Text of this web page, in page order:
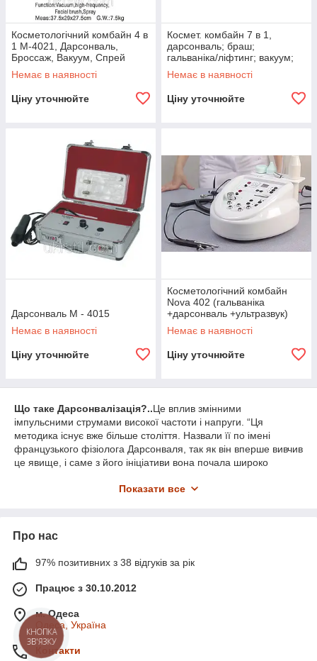
Косметологічний комбайн 4 в
1 M-4021, Дарсонваль,
Броссаж, Вакуум, Спрей
Немає в наявності
Ціну уточнюйте
Космет. комбайн 7 в 1,
дарсонваль; браш;
гальваніка/ліфтинг; вакуум;
каогулятор; спрей; УЗ
фонофорез;
Немає в наявності
Ціну уточнюйте
Дарсонваль М - 4015
Немає в наявності
Ціну уточнюйте
Косметологічний комбайн
Nova 402 (гальваніка
+дарсонваль +ультразвук)
Немає в наявності
Ціну уточнюйте
Що таке Дарсонвалізація?..Це вплив змінними
імпульсними струмами високої частоти і напруги. “Ця
методика існує вже більше століття. Назвали її по імені
французького фізіолога Дарсонваля, так як він вперше вивчив
це явище, і саме з його ініціативи вона почала широко
В наше время появились компактные аппараты Дарсонваля.
обучения, и не надо покупать дорогих ингридиентов .
успешно применяется все большим и большим
Дарсонваль – это несложная, но очень интенсивная
довести до совершенства микроциркуляцию жидкости в
подкожных клетчатках.
Лікувальна дія проводиться під кволим імпульсним струмом
при високій напрузі яке інтенсивно здатне забезпечити шкіру
Показати все
Про нас
97% позитивних з 38 відгуків за рік
Працює з 30.10.2012
м. Одеса
Одеса, Україна
Контакти
КНОПКА
ЗВ'ЯЗКУ